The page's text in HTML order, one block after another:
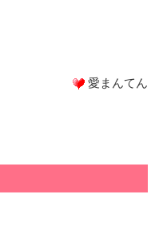
愛まんてん